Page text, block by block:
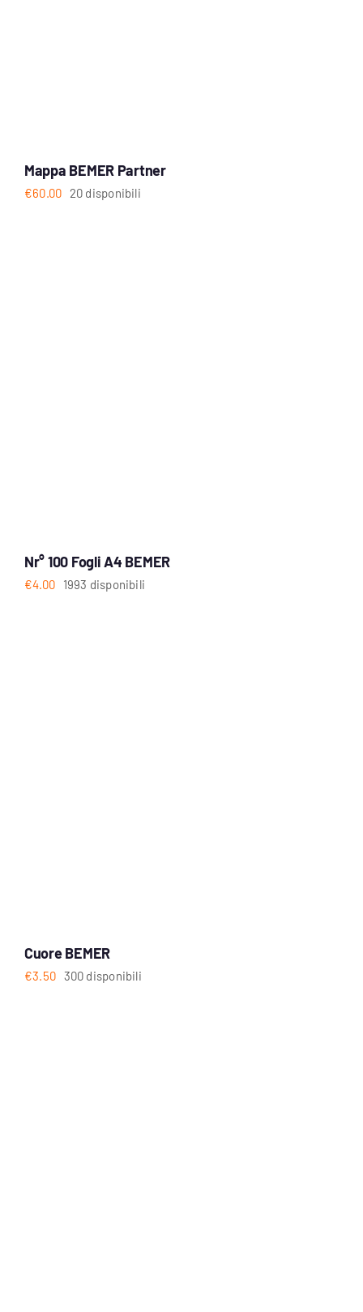
Mappa BEMER Partner
€60.00 20 disponibili
Nr° 100 Fogli A4 BEMER
€4.00 1993 disponibili
Cuore BEMER
€3.50 300 disponibili